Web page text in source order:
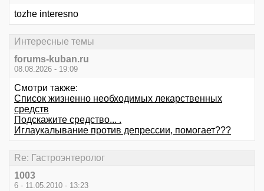
tozhe interesno
Интересные темы
forums-kuban.ru
08.08.2026 - 19:09
Смотри также:
Список жизненно необходимых лекарственных
средств
Подскажите средство... .
Иглаукалывание против депрессии, помогает???
Re: Гастроэнтеролог
1003
6 - 11.05.2010 - 13:23